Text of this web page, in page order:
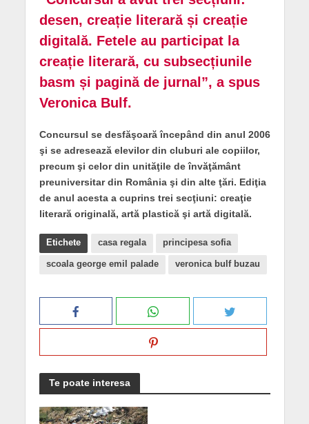
desen, creație literară și creație
digitală. Fetele au participat la
creație literară, cu subsecțiunile
basm și pagină de jurnal”, a spus
Veronica Bulf.
Concursul se desfăşoară începând din anul 2006
şi se adresează elevilor din cluburi ale copiilor,
precum şi celor din unităţile de învăţământ
preuniversitar din România şi din alte ţări. Ediţia
de anul acesta a cuprins trei secţiuni: creaţie
literară originală, artă plastică şi artă digitală.
Etichete casa regala principesa sofia
scoala george emil palade veronica bulf buzau
Te poate interesa